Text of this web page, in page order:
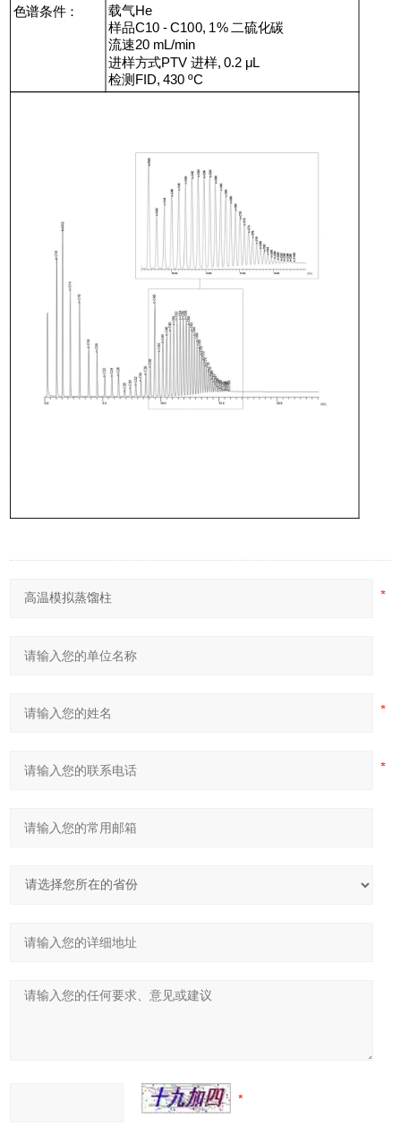
色谱条件：
载气He
样品C10 - C100, 1% 二硫化碳
流速20 mL/min
进样方式PTV 进样, 0.2 μL
检测FID, 430 ºC